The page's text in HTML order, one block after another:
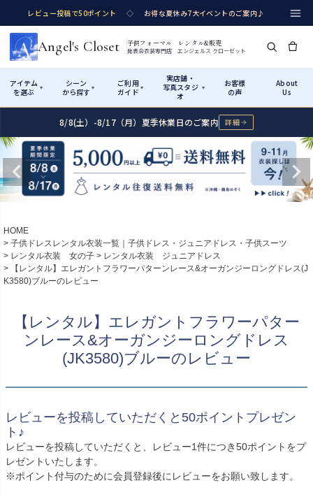
レビュー投稿で50ポイント ◇ お得な夏休み7大イベントのご案内♪
Angel's Closet 子供フォーマル レンタル&販売
発表会衣装専門店 エンジェルス クローゼット
アイテム
を選ぶ
▾
シーン
から探す ▾
ご利用
ガイド ▾
実店舗・
写真スタジ
オ
▾
お客様
の声
About
Us
Shop by Category アイテムから探す
カテゴリ詳細→ サイズで選ぶ →
Rentalレンタル
女の子ドレス
七五三着物 シューズ
アウター レディース
Sale販売
Shop by Occasion シーンから探す
性別・サイズで絞り込む→
Season Best
Recital & Concours
発表会・コンクール
Wedding
結婚式
スト
How It Works ご利用ガイド
Startはじめに
01
02 サイズの選び方
測り方と目安
創業2003年からの想い
Rentalレンタル
04 レンタルのご案内
05 レンタルの流れ
4ステップで簡単
06 あんしんパック
汚れ・キズ・破損の補償
Visit Us 実店舗・写真スタジオ
実店舗 つくば店
茨城県土浦市大町14-16-1F
10:00–18:00（完全予約制）
定休 月曜日
8/8(土）-8/17（月）夏季休業日のご案内 詳細
HOME
子供ドレスレンタル衣装一覧｜子供ドレス・ジュニアドレス・子供スーツ
レンタル衣装 女の子
レンタル衣装 ジュニアドレス
【レンタル】エレガントフラワーパターンレース&オーガンジーロングドレス(J
K3580)ブルーのレビュー
【レンタル】エレガントフラワーパター
ンレース&オーガンジーロングドレス
(JK3580)ブルーのレビュー
レビューを投稿していただくと50ポイントプレゼン
ト♪
レビューを投稿していただくと、レビュー1件につき50ポイントをプ
レゼントいたします。
※ポイント付与のために会員登録後にレビューをお願い致します。